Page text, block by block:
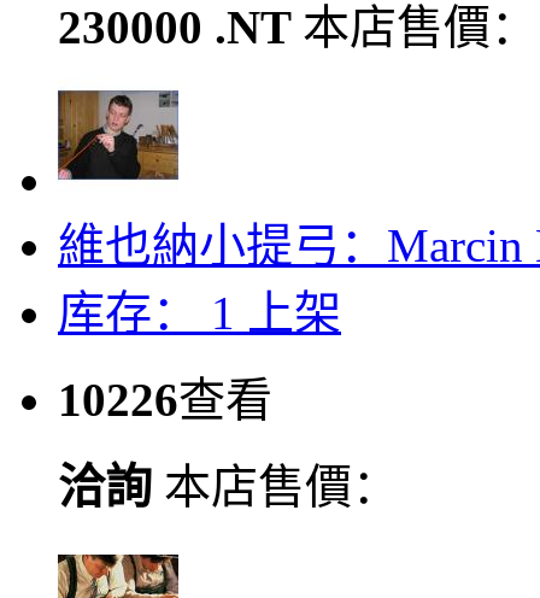
230000 .NT 本店售價：
維也納小提弓：Marcin
库存： 1
上架
10226查看
洽詢 本店售價：